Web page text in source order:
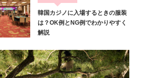
韓国カジノに入場するときの服装
は？OK例とNG例でわかりやすく
解説